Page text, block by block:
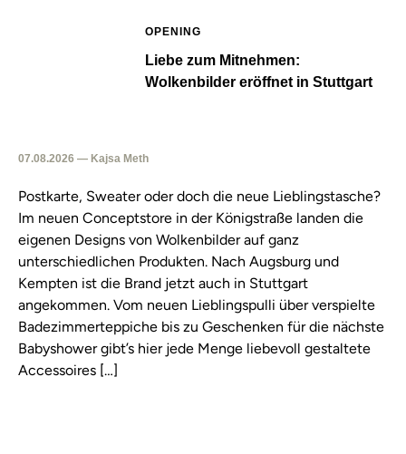
OPENING
Liebe zum Mitnehmen:
Wolkenbilder eröffnet in Stuttgart
07.08.2026 — Kajsa Meth
Postkarte, Sweater oder doch die neue Lieblingstasche?
Im neuen Conceptstore in der Königstraße landen die
eigenen Designs von Wolkenbilder auf ganz
unterschiedlichen Produkten. Nach Augsburg und
Kempten ist die Brand jetzt auch in Stuttgart
angekommen. Vom neuen Lieblingspulli über verspielte
Badezimmerteppiche bis zu Geschenken für die nächste
Babyshower gibt’s hier jede Menge liebevoll gestaltete
Accessoires […]